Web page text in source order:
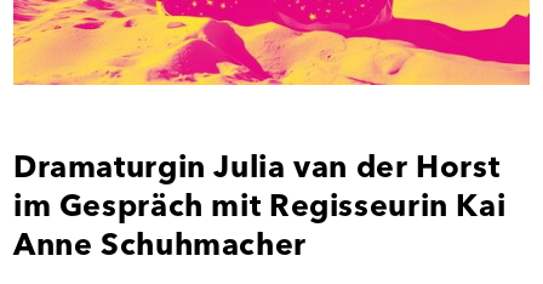
Dramaturgin Julia van der Horst
im Gespräch mit Regisseurin Kai
Anne Schuhmacher